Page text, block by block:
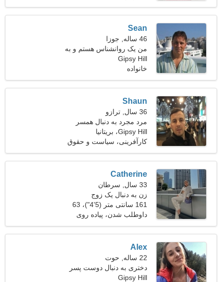
Sean
46 ساله, جوزا
من یک روانشناس هستم و به
دنبال یک زن فوق العاده
هستم
Gipsy Hill
خانواده
Shaun
36 سال, ترازو
مرد مجرد به دنبال همسر
Gipsy Hill، بریتانیا
کارآفرینی، سیاست و حقوق
Catherine
33 سال, سرطان
زن به دنبال یک زوج
161 سانتی متر (5'4")، 63
کیلوگرم (138 پوند)
داوطلب شدن، پیاده روی
Alex
22 ساله, حوت
دختری به دنبال دوست پسر
28-32
Gipsy Hill